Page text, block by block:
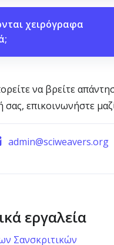
χειρόγραφα
να βρείτε
επικοινωνήστε
admin@sciweavers.org
εργαλεία
Σανσκριτικών